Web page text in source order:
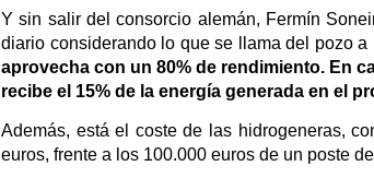
Y sin salir del consorcio alemán, Fermín
diario considerando lo que se llama del pozo a
aprovecha con un 80% de rendimiento. En
recibe el 15% de la energía generada en el
Además, está el coste de las hidrogeneras,
euros, frente a los 100.000 euros de un poste